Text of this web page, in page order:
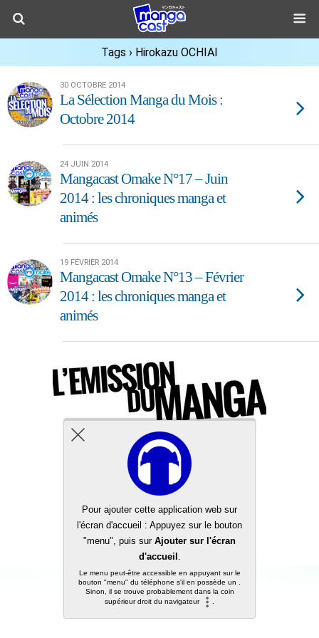
Tags › Hirokazu OCHIAI
30 OCTOBRE 2014
La Sélection Manga du Mois :
Octobre 2014
24 JUIN 2014
Mangacast Omake N°17 – Juin
2014 : les chroniques manga et
animés
19 FÉVRIER 2014
Mangacast Omake N°13 – Février
2014 : les chroniques manga et
animés
Back to top